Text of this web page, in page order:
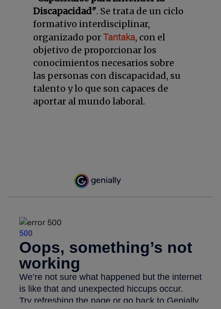
Discapacidad". Se trata de un ciclo
formativo interdisciplinar,
organizado porTantaka, con el
objetivo de proporcionar los
conocimientos necesarios sobre
las personas con discapacidad, su
talento y lo que son capaces de
aportar al mundo laboral.